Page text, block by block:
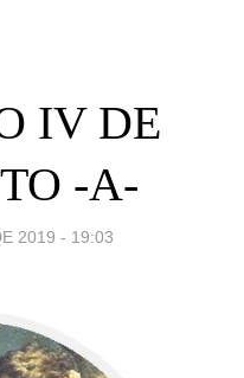
IV DE
-A-
2019 - 19:03